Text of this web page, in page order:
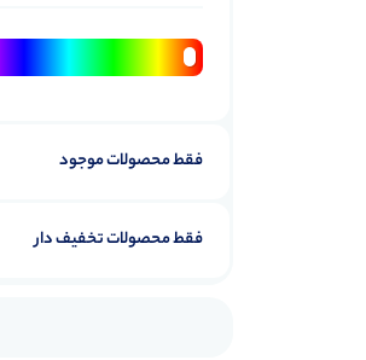
فقط محصولات موجود
فقط محصولات تخفیف دار